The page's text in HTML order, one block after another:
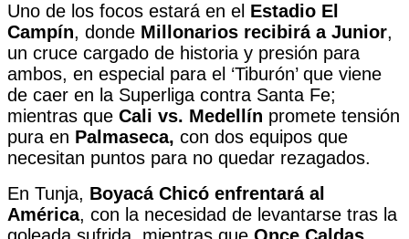
Uno de los focos estará en el Estadio El
Campín, donde Millonarios recibirá a Junior,
un cruce cargado de historia y presión para
ambos, en especial para el ‘Tiburón’ que viene
de caer en la Superliga contra Santa Fe;
mientras que Cali vs. Medellín promete tensión
pura en Palmaseca, con dos equipos que
necesitan puntos para no quedar rezagados.
En Tunja, Boyacá Chicó enfrentará al
América, con la necesidad de levantarse tras la